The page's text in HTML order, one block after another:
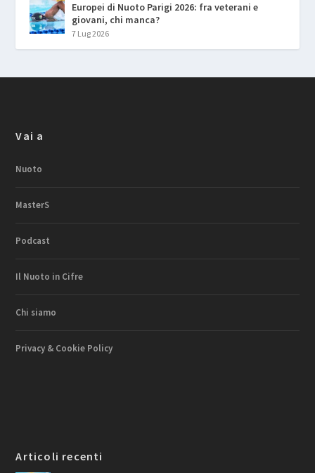
Europei di Nuoto Parigi 2026: fra veterani e
giovani, chi manca?
7 Lug 2026
Vai a
Nuoto
MasterS
Podcast
Il Nuoto in Cifre
Chi siamo
Privacy & Cookie Policy
Articoli recenti